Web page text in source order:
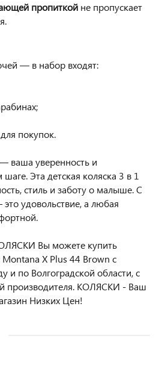
пропиткой не пропускает
— в набор входят:
покупок.
ваша уверенность и
Эта детская коляска 3 в 1
стиль и заботу о малыше. С
удовольствие, а любая
Вы можете купить
Montana X Plus 44 Brown с
и по Волгоградской области, с
производителя. КОЛЯСКИ - Ваш
Низких Цен!